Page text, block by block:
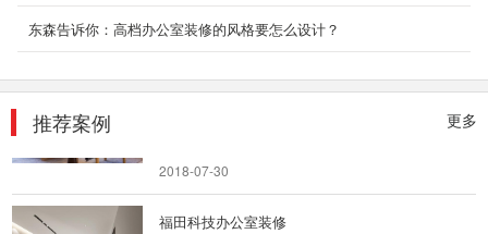
东森告诉你：高档办公室装修的风格要怎么设计？
更多
推荐案例
随着酒店设计的多元化发展，其装饰设计的风格
2018-07-30
福田科技办公室装修